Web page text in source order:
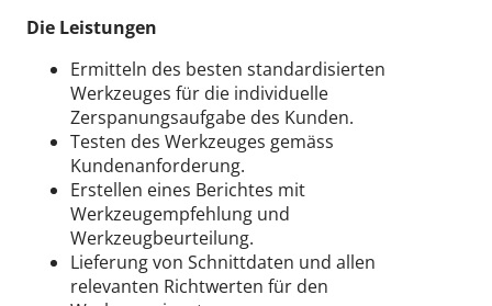
Die Leistungen
Ermitteln des besten standardisierten
Werkzeuges für die individuelle
Zerspanungsaufgabe des Kunden.
Testen des Werkzeuges gemäss
Kundenanforderung.
Erstellen eines Berichtes mit
Werkzeugempfehlung und
Werkzeugbeurteilung.
Lieferung von Schnittdaten und allen
relevanten Richtwerten für den